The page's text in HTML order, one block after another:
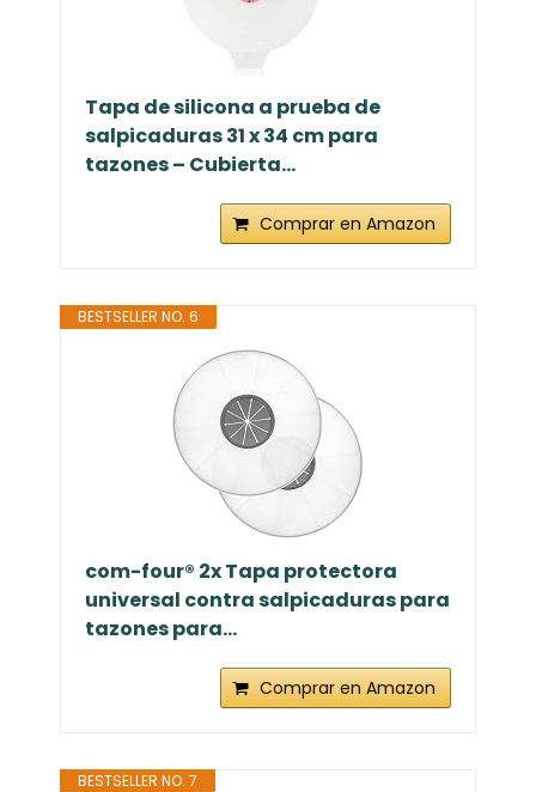
Tapa de silicona a prueba de
salpicaduras 31 x 34 cm para
tazones – Cubierta...
Comprar en Amazon
BESTSELLER NO. 6
com-four® 2x Tapa protectora
universal contra salpicaduras para
tazones para...
Comprar en Amazon
BESTSELLER NO. 7